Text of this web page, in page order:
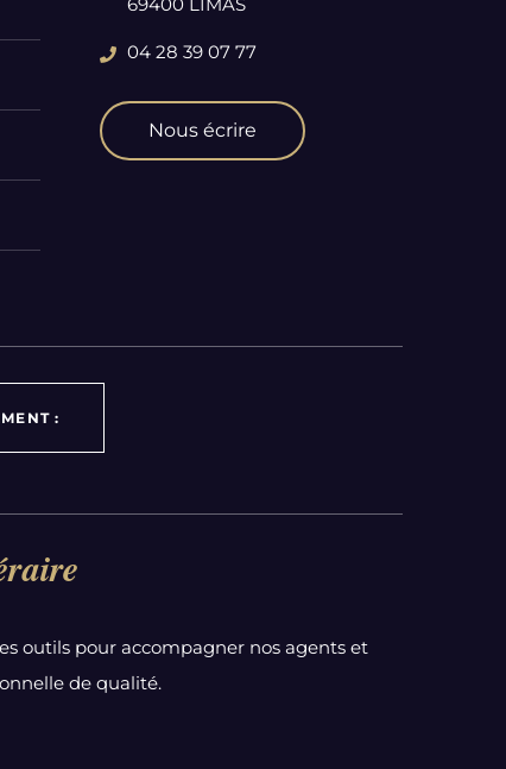
04 28 39 07 77
Nous écrire
:
outils pour accompagner nos agents et
de qualité.